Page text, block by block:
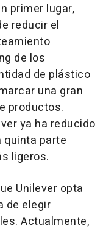
primer lugar,
reducir el
de los
de plástico
una gran
productos.
ya ha reducido
quinta parte
ligeros.
Unilever opta
de elegir
Actualmente,